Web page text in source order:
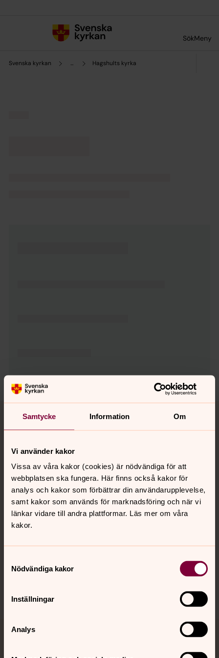
Samtycke Information Om
Vi använder kakor
Vissa av våra kakor (cookies) är nödvändiga för att
webbplatsen ska fungera. Här finns också kakor för
analys och kakor som förbättrar din användarupplevelse,
samt kakor som används för marknadsföring och när vi
länkar vidare till andra plattformar. Läs mer om våra
kakor.
Nödvändiga kakor
Inställningar
Analys
SökMeny
Svenska kyrkan ... Hagshults kyrka
Tillbaka till toppen
Tillbaka till innehållet
Kontakt
Kalender
Hitta snabbt
Sociala kanaler